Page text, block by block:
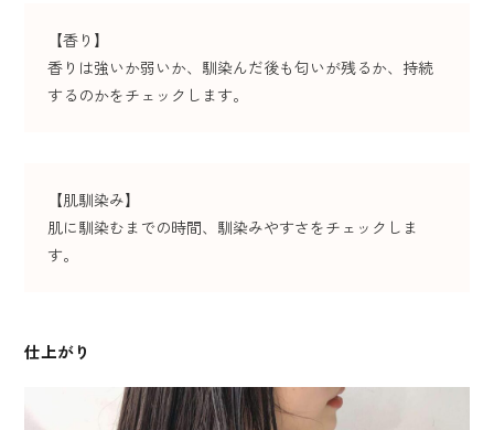
【香り】
香りは強いか弱いか、馴染んだ後も匂いが残るか、持続
するのかをチェックします。
【肌馴染み】
肌に馴染むまでの時間、馴染みやすさをチェックしま
す。
仕上がり